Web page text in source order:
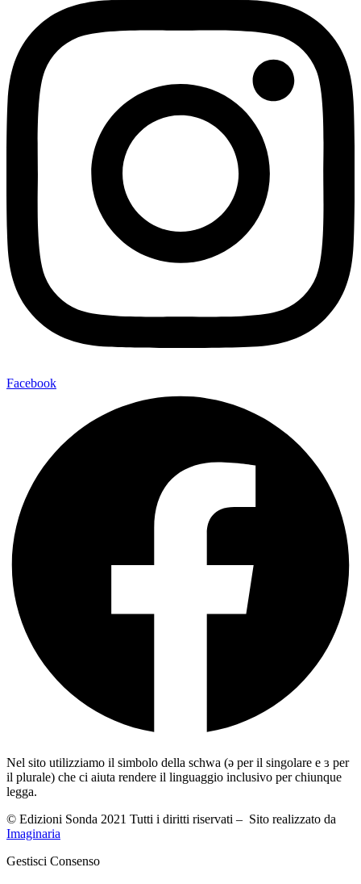
Facebook
Nel sito utilizziamo il simbolo della schwa (ə per il singolare e ɜ per
il plurale) che ci aiuta rendere il linguaggio inclusivo per chiunque
legga.
© Edizioni Sonda 2021 Tutti i diritti riservati – Sito realizzato da
Imaginaria
Gestisci Consenso